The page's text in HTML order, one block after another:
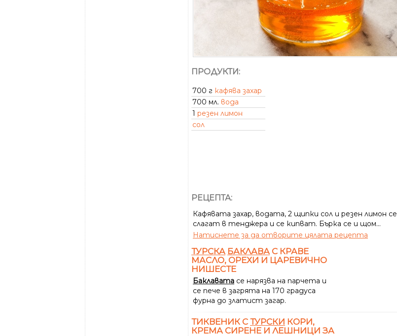
ПРОДУКТИ:
700 г кафява захар
700 мл. вода
1 резен лимон
сол
РЕЦЕПТА:
Кафявата захар, водата, 2 щипки сол и резен лимон се
слагат в тенджера и се кипват. Бърка се и щом...
Натиснете за да отворите цялата рецепта
ТУРСКА БАКЛАВА С КРАВЕ
МАСЛО, ОРЕХИ И ЦАРЕВИЧНО
НИШЕСТЕ
Баклавата се нарязва на парчета и
се пече в загрята на 170 градуса
фурна до златист загар.
ТИКВЕНИК С ТУРСКИ КОРИ,
КРЕМА СИРЕНЕ И ЛЕШНИЦИ ЗА